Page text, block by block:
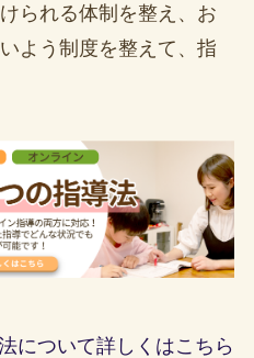
られる体制を整え、お
よう制度を整えて、指
について詳しくはこちら